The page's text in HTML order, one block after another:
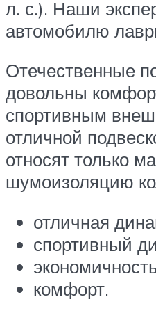
л. с.). Наши
автомобилю
Отечественные
довольны
спортивным
отличной
относят только
шумоизоляцию
отличная
спортивный
комфорт.